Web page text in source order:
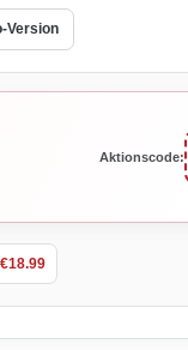
Version
Aktionscode:
€18.99